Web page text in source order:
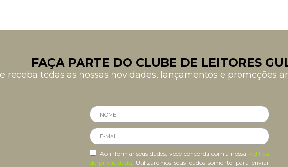
FAÇA PARTE DO CLUBE DE LEITORES
e receba todas as nossas novidades, lançamentos e promoções
Ao informar seus dados, você concorda com a nossa Política
de privacidade. Utilizaremos seus dados somente para enviar